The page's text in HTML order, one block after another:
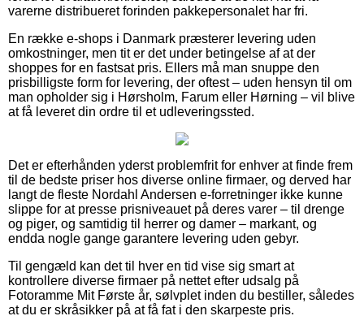
varerne distribueret forinden pakkepersonalet har fri.
En række e-shops i Danmark præsterer levering uden
omkostninger, men tit er det under betingelse af at der
shoppes for en fastsat pris. Ellers må man snuppe den
prisbilligste form for levering, der oftest – uden hensyn til om
man opholder sig i Hørsholm, Farum eller Hørning – vil blive
at få leveret din ordre til et udleveringssted.
Det er efterhånden yderst problemfrit for enhver at finde frem
til de bedste priser hos diverse online firmaer, og derved har
langt de fleste Nordahl Andersen e-forretninger ikke kunne
slippe for at presse prisniveauet på deres varer – til drenge
og piger, og samtidig til herrer og damer – markant, og
endda nogle gange garantere levering uden gebyr.
Til gengæld kan det til hver en tid vise sig smart at
kontrollere diverse firmaer på nettet efter udsalg på
Fotoramme Mit Første år, sølvplet inden du bestiller, således
at du er skråsikker på at få fat i den skarpeste pris.